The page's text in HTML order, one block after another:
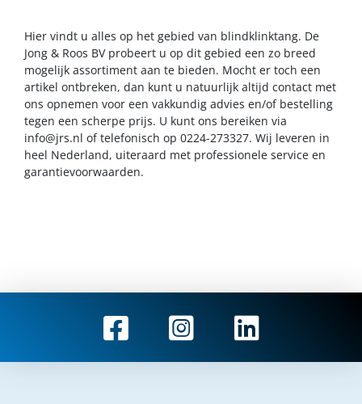
Hier vindt u alles op het gebied van blindklinktang. De
Jong & Roos BV probeert u op dit gebied een zo breed
mogelijk assortiment aan te bieden. Mocht er toch een
artikel ontbreken, dan kunt u natuurlijk altijd contact met
ons opnemen voor een vakkundig advies en/of bestelling
tegen een scherpe prijs. U kunt ons bereiken via
info@jrs.nl of telefonisch op 0224-273327. Wij leveren in
heel Nederland, uiteraard met professionele service en
garantievoorwaarden.